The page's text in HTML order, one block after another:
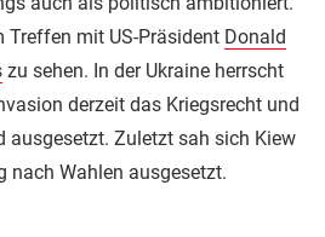
Treffen mit US-Präsident Donald
zu sehen. In der Ukraine herrscht
derzeit das Kriegsrecht und
ausgesetzt. Zuletzt sah sich Kiew
nach Wahlen ausgesetzt.